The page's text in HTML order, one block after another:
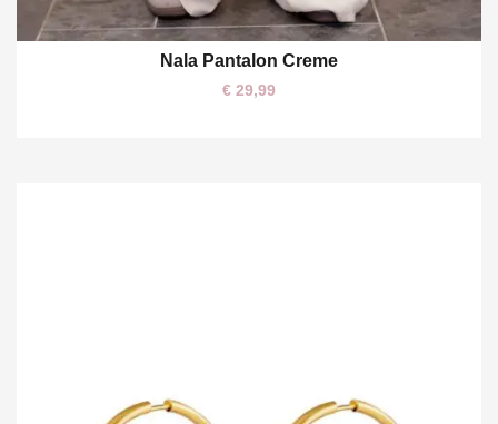
One size
Nala Pantalon Creme
€ 29,99